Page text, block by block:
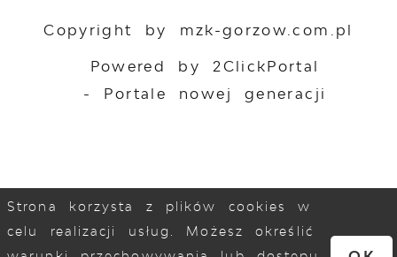
Copyright by mzk-gorzow.com.pl
Powered by 2ClickPortal
- Portale nowej generacji
Strona korzysta z plików cookies w
celu realizacji usług. Możesz określić